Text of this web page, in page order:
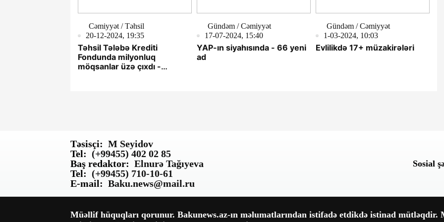
Cəmiyyət / Təhsil
20-12-2024, 19:35
Təhsil Tələbə Krediti
Fondunda milyonluq
möqsanlar üzə çıxdı -
Gündəm / Cəmiyyət
17-07-2024, 15:40
YAP-ın siyahısında - 66 yeni
ad
Gündəm / Cəmiyyət
1-03-2024, 10:03
Evlilikdə 17+ müzakirələri
Təsisçi: M Seyidov
Tel: (+99455) 402 02 85
Baş redaktor: Elnurə Tağıyeva
Tel: (+99455) 710-10-61
E-mail: Baku.news@mail.ru
Sosial
Müəllif hüquqları qorunur. Bakunews.az-ın məlumatlarından istifadə etdikdə istinad